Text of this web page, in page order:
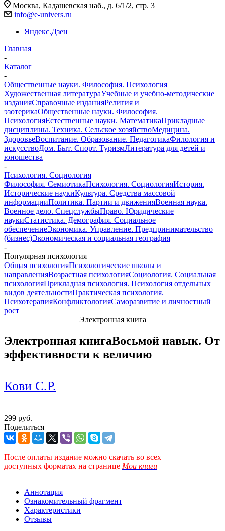
Москва, Кадашевская наб., д. 6/1/2, стр. 3
info@e-univers.ru
Яндекс.Дзен
Главная
-
Каталог
-
Общественные науки. Философия. Психология
Художественная литератураУчебные и учебно-методические
изданияСправочные изданияРелигия и
эзотерикаОбщественные науки. Философия.
ПсихологияЕстественные науки. МатематикаПрикладные
дисциплины. Техника. Сельское хозяйствоМедицина.
ЗдоровьеВоспитание. Образование. ПедагогикаФилология и
искусствоДом. Быт. Спорт. ТуризмЛитература для детей и
юношества
-
Психология. Социология
Философия. СемиотикаПсихология. СоциологияИстория.
Исторические наукиКультура. Средства массовой
информацииПолитика. Партии и движенияВоенная наука.
Военное дело. СпецслужбыПраво. Юридические
наукиСтатистика. Демография. Социальное
обеспечениеЭкономика. Управление. Предпринимательство
(бизнес)Экономическая и социальная география
-
Популярная психология
Общая психологияПсихологические школы и
направленияВозрастная психологияСоциология. Социальная
психологияПрикладная психология. Психология отдельных
видов деятельностиПрактическая психология.
ПсихотерапияКонфликтологияСаморазвитие и личностный
рост
Электронная книга
Электронная книгаВосьмой навык. От
эффективности к величию
Кови С.Р.
299 руб.
Поделиться
После оплаты издание можно скачать во всех
доступных форматах на странице Мои книги
Аннотация
Ознакомительный фрагмент
Характеристики
Отзывы